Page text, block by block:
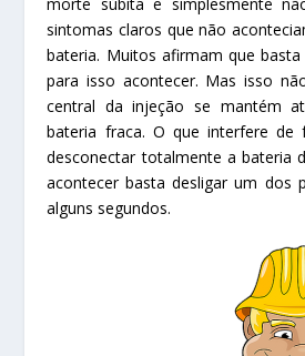
sintomas claros que não
bateria. Muitos afirmam que
para isso acontecer. Mas isso
central da injeção se mantém
bateria fraca. O que interfere de
desconectar totalmente a bateria
acontecer basta desligar um dos
alguns segundos.